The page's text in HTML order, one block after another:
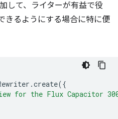
して、ライターが有益で役
きるようにする場合に特に便
.create({
for the Flux Capacitor